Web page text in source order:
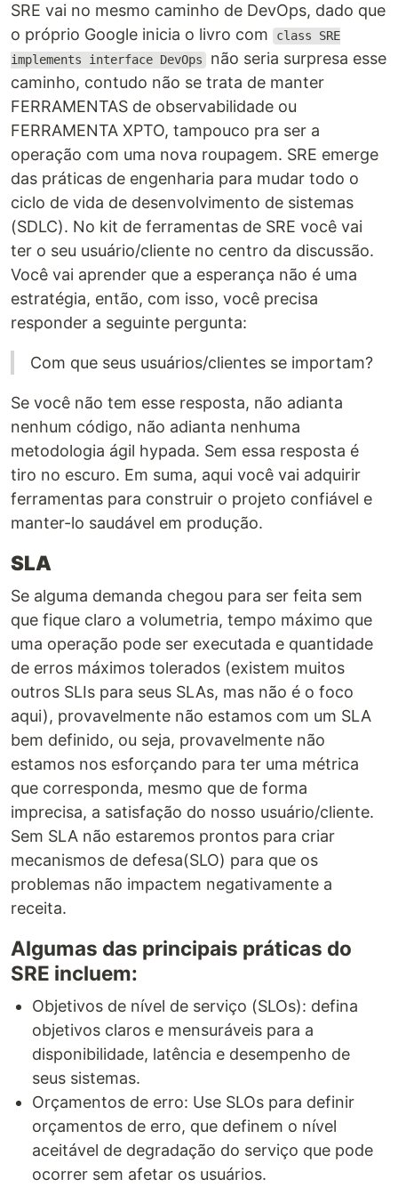
SRE vai no mesmo caminho de DevOps, dado que
o próprio Google inicia o livro com
class SRE
implements interface DevOps não seria surpresa esse
caminho, contudo não se trata de manter
FERRAMENTAS de observabilidade ou
FERRAMENTA XPTO, tampouco pra ser a
operação com uma nova roupagem. SRE emerge
das práticas de engenharia para mudar todo o
ciclo de vida de desenvolvimento de sistemas
(SDLC). No kit de ferramentas de SRE você vai
ter o seu usuário/cliente no centro da discussão.
Você vai aprender que a esperança não é uma
estratégia, então, com isso, você precisa
responder a seguinte pergunta:
Com que seus usuários/clientes se importam?
Se você não tem esse resposta, não adianta
nenhum código, não adianta nenhuma
metodologia ágil hypada. Sem essa resposta é
tiro no escuro. Em suma, aqui você vai adquirir
ferramentas para construir o projeto confiável e
manter-lo saudável em produção.
SLA
Se alguma demanda chegou para ser feita sem
que fique claro a volumetria, tempo máximo que
uma operação pode ser executada e quantidade
de erros máximos tolerados (existem muitos
outros SLIs para seus SLAs, mas não é o foco
aqui), provavelmente não estamos com um SLA
bem definido, ou seja, provavelmente não
estamos nos esforçando para ter uma métrica
que corresponda, mesmo que de forma
imprecisa, a satisfação do nosso usuário/cliente.
Sem SLA não estaremos prontos para criar
mecanismos de defesa(SLO) para que os
problemas não impactem negativamente a
receita.
Algumas das principais práticas do
SRE incluem:
Objetivos de nível de serviço (SLOs): defina
objetivos claros e mensuráveis para a
disponibilidade, latência e desempenho de
seus sistemas.
Orçamentos de erro: Use SLOs para definir
orçamentos de erro, que definem o nível
aceitável de degradação do serviço que pode
ocorrer sem afetar os usuários.